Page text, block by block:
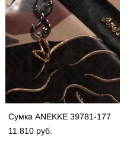
Сумка ANEKKE 39781-177
11 810 pуб.